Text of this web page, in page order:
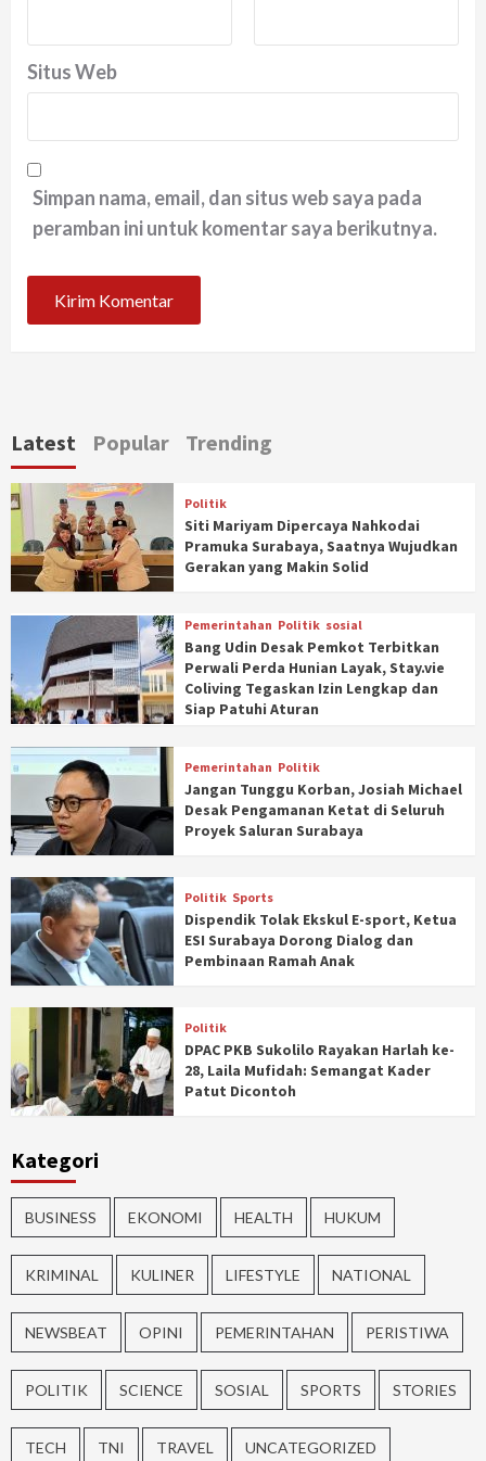
Situs Web
Simpan nama, email, dan situs web saya pada
peramban ini untuk komentar saya berikutnya.
Latest Popular Trending
Politik
Siti Mariyam Dipercaya Nahkodai
Pramuka Surabaya, Saatnya Wujudkan
Gerakan yang Makin Solid
Pemerintahan Politik sosial
Bang Udin Desak Pemkot Terbitkan
Perwali Perda Hunian Layak, Stay.vie
Coliving Tegaskan Izin Lengkap dan
Siap Patuhi Aturan
Pemerintahan Politik
Jangan Tunggu Korban, Josiah Michael
Desak Pengamanan Ketat di Seluruh
Proyek Saluran Surabaya
Politik Sports
Dispendik Tolak Ekskul E-sport, Ketua
ESI Surabaya Dorong Dialog dan
Pembinaan Ramah Anak
Politik
DPAC PKB Sukolilo Rayakan Harlah ke-
28, Laila Mufidah: Semangat Kader
Patut Dicontoh
Kategori
BUSINESS EKONOMI HEALTH HUKUM
KRIMINAL KULINER LIFESTYLE NATIONAL
NEWSBEAT OPINI PEMERINTAHAN PERISTIWA
POLITIK SCIENCE SOSIAL SPORTS STORIES
TECH TNI TRAVEL UNCATEGORIZED